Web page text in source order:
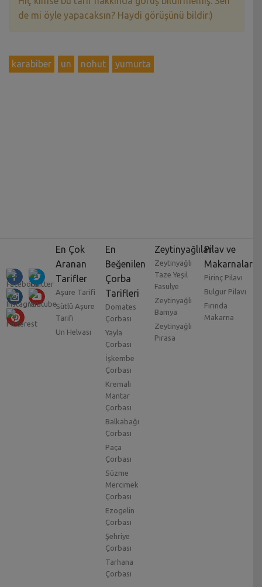
de mi öyle yapacaksın? Haydi görüşünü bildir:)
karabiber un nohut yumurta
En Çok
Aranan
Tarifler
Aşure Tarifi
Sütlü Aşure
Tarifi
Un Helvası
En
Beğenilen
Çorba
Tarifleri
Domates
Çorbası
Yayla
Çorbası
İşkembe
Çorbası
Kremalı
Mantar
Çorbası
Balkabağı
Çorbası
Paça
Çorbası
Süzme
Mercimek
Çorbası
Ezogelin
Çorbası
Şehriye
Çorbası
Tarhana
Çorbası
Zeytinyağlılar
Zeytinyağlı
Taze Yeşil
Fasulye
Zeytinyağlı
Bamya
Zeytinyağlı
Pırasa
Pilav ve
Makarnalar
Pirinç Pilavı
Bulgur Pilavı
Fırında
Makarna